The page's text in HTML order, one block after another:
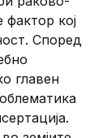
кој
Според
главен